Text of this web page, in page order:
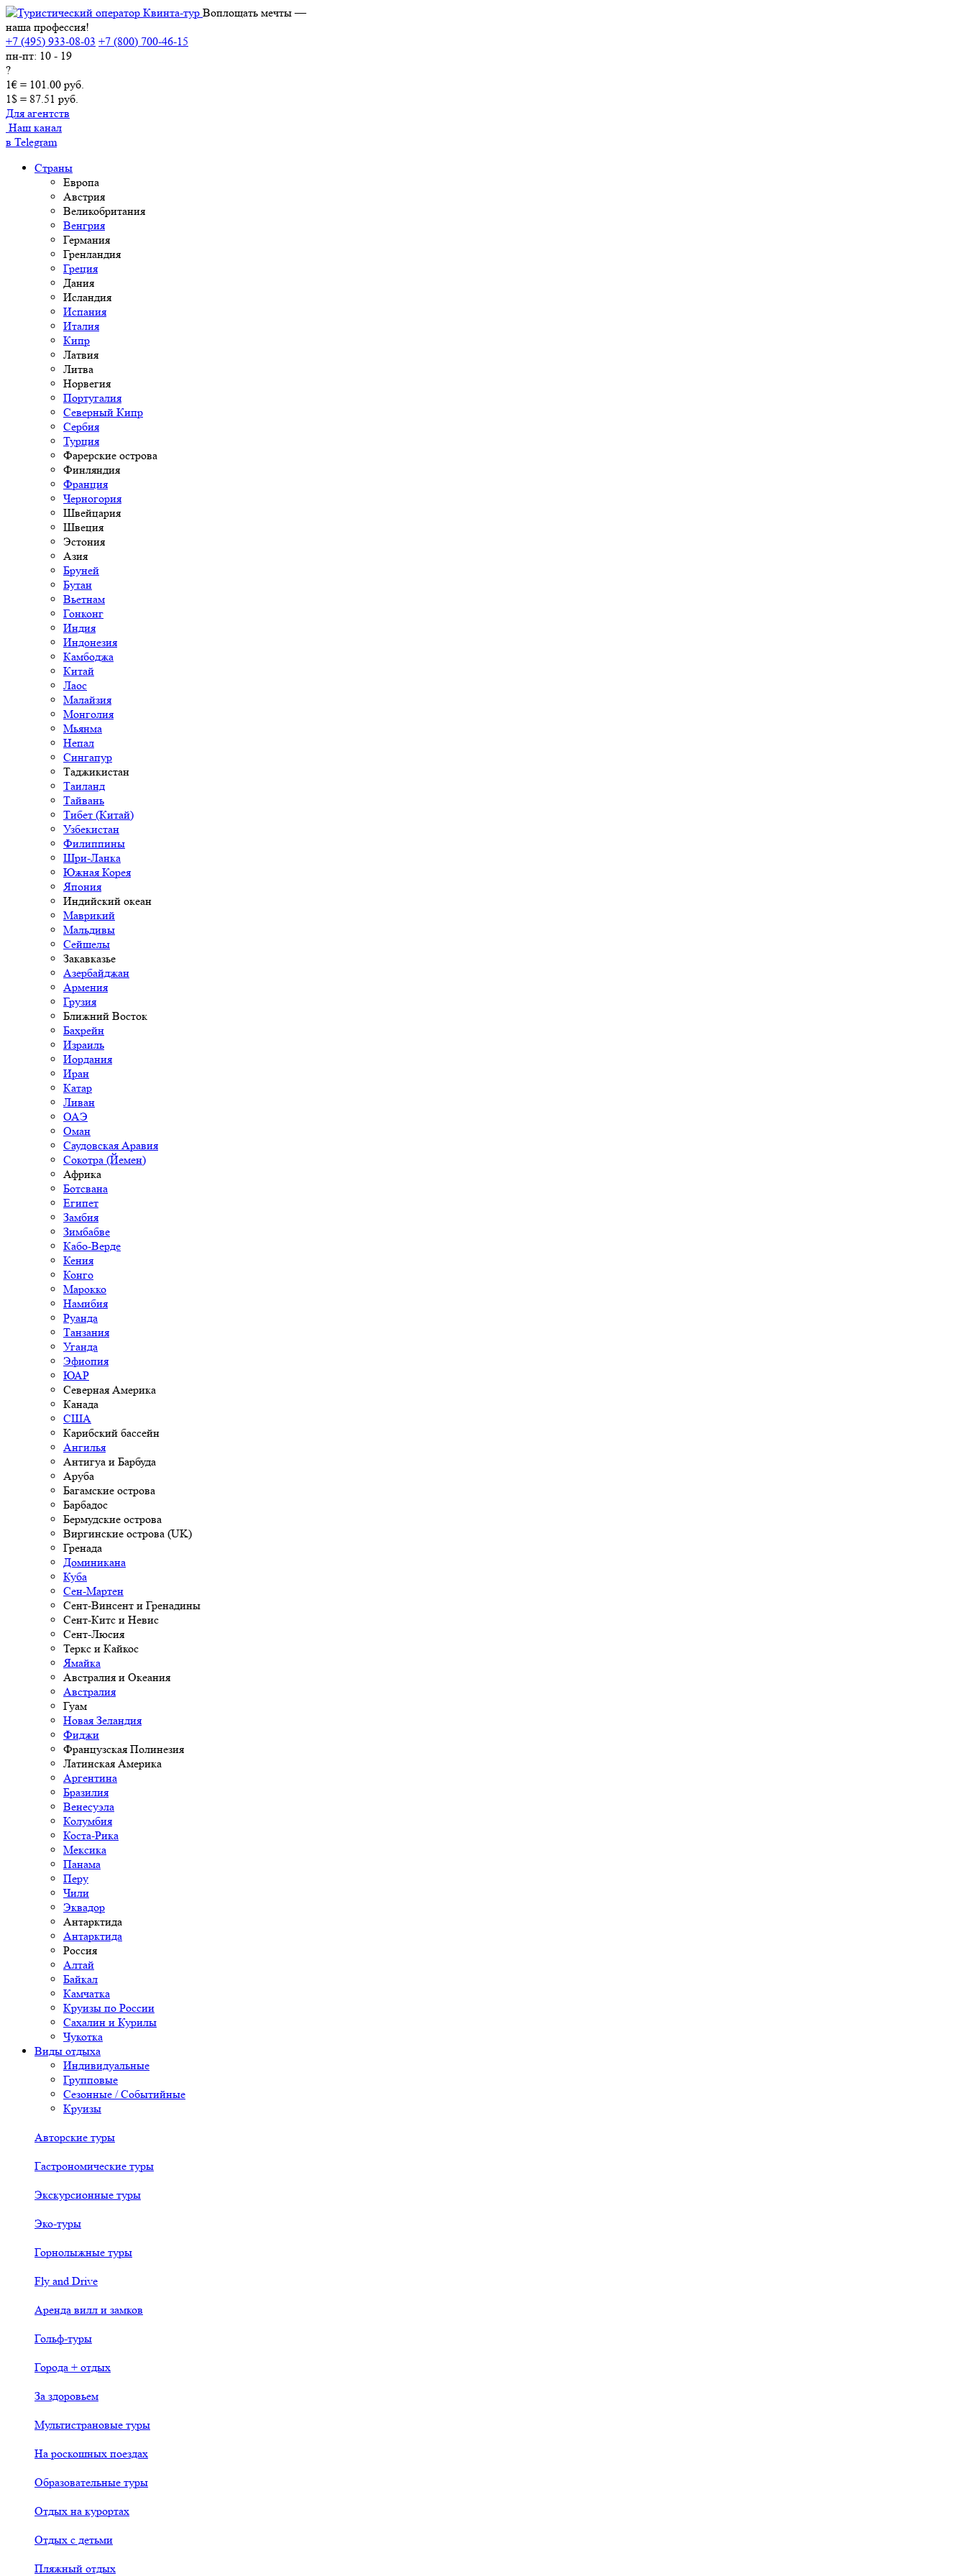
Воплощать мечты —
наша профессия!
+7 (495) 933-08-03 +7 (800) 700-46-15
пн-пт: 10 - 19
?
1€ = 101.00 руб.
1$ = 87.51 руб.
Для агентств
Наш канал
в Telegram
Страны
Европа
Австрия
Великобритания
Венгрия
Германия
Гренландия
Греция
Дания
Исландия
Испания
Италия
Кипр
Латвия
Литва
Норвегия
Португалия
Северный Кипр
Сербия
Турция
Фарерские острова
Финляндия
Франция
Черногория
Швейцария
Швеция
Эстония
Азия
Бруней
Бутан
Вьетнам
Гонконг
Индия
Индонезия
Камбоджа
Китай
Лаос
Малайзия
Монголия
Мьянма
Непал
Сингапур
Таджикистан
Таиланд
Тайвань
Тибет (Китай)
Узбекистан
Филиппины
Шри-Ланка
Южная Корея
Япония
Индийский океан
Маврикий
Мальдивы
Сейшелы
Закавказье
Азербайджан
Армения
Грузия
Ближний Восток
Бахрейн
Израиль
Иордания
Иран
Катар
Ливан
ОАЭ
Оман
Саудовская Аравия
Сокотра (Йемен)
Африка
Ботсвана
Египет
Замбия
Зимбабве
Кабо-Верде
Кения
Конго
Марокко
Намибия
Руанда
Танзания
Уганда
Эфиопия
ЮАР
Северная Америка
Канада
США
Карибский бассейн
Ангилья
Антигуа и Барбуда
Аруба
Багамские острова
Барбадос
Бермудские острова
Виргинские острова (UK)
Гренада
Доминикана
Куба
Сен-Мартен
Сент-Винсент и Гренадины
Сент-Китс и Невис
Сент-Люсия
Теркс и Кайкос
Ямайка
Австралия и Океания
Австралия
Гуам
Новая Зеландия
Фиджи
Французская Полинезия
Латинская Америка
Аргентина
Бразилия
Венесуэла
Колумбия
Коста-Рика
Мексика
Панама
Перу
Чили
Эквадор
Антарктида
Антарктида
Россия
Алтай
Байкал
Камчатка
Круизы по России
Сахалин и Курилы
Чукотка
Виды отдыха
Индивидуальные
Групповые
Сезонные / Событийные
Круизы
Авторские туры
Гастрономические туры
Экскурсионные туры
Эко-туры
Горнолыжные туры
Fly and Drive
Аренда вилл и замков
Гольф-туры
Города + отдых
За здоровьем
Мультистрановые туры
На роскошных поездах
Образовательные туры
Отдых на курортах
Отдых с детьми
Пляжный отдых